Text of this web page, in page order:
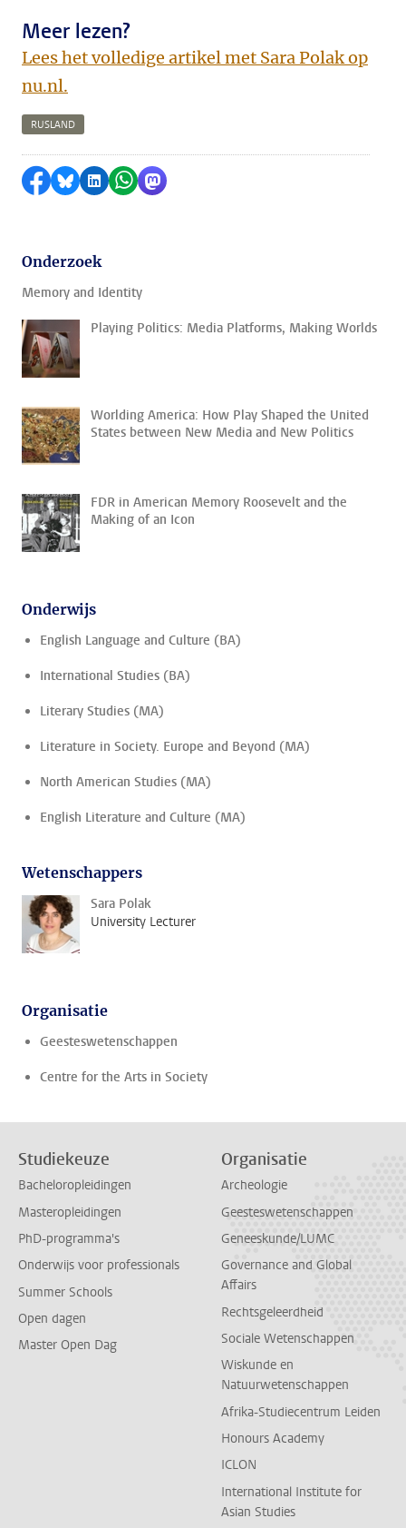
Meer lezen?
Lees het volledige artikel met Sara Polak op
nu.nl.
RUSLAND
Delen op Facebook
Delen via Bluesky
Delen op LinkedIn
Delen via WhatsApp
Delen via Mastodon
Onderzoek
Memory and Identity
Playing Politics: Media Platforms, Making Worlds
Worlding America: How Play Shaped the United
States between New Media and New Politics
FDR in American Memory Roosevelt and the
Making of an Icon
Onderwijs
English Language and Culture (BA)
International Studies (BA)
Literary Studies (MA)
Literature in Society. Europe and Beyond (MA)
North American Studies (MA)
English Literature and Culture (MA)
Wetenschappers
Sara Polak
University Lecturer
Organisatie
Geesteswetenschappen
Centre for the Arts in Society
Studiekeuze
Bacheloropleidingen
Masteropleidingen
PhD-programma's
Onderwijs voor professionals
Summer Schools
Open dagen
Master Open Dag
Organisatie
Archeologie
Geesteswetenschappen
Geneeskunde/LUMC
Governance and Global
Affairs
Rechtsgeleerdheid
Sociale Wetenschappen
Wiskunde en
Natuurwetenschappen
Afrika-Studiecentrum Leiden
Honours Academy
ICLON
International Institute for
Asian Studies